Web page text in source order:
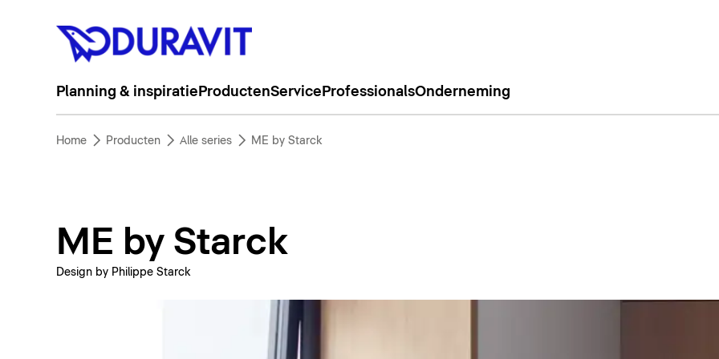
Planning & inspiratie ProductenService ProfessionalsOnderneming
Home Producten Alle series ME by Starck
ME by Starck
Design by Philippe Starck